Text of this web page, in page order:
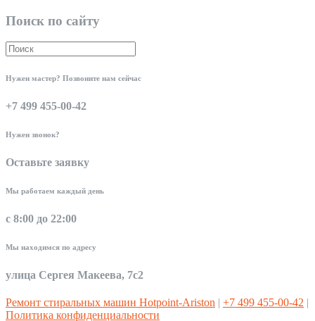
Поиск по сайту
Нужен мастер? Позвоните нам сейчас
+7 499 455-00-42
Нужен звонок?
Оставьте заявку
Мы работаем каждый день
с 8:00 до 22:00
Мы находимся по адресу
улица Сергея Макеева, 7с2
Ремонт стиральных машин Hotpoint-Ariston | +7 499 455-00-42 |
Политика конфиденциальности